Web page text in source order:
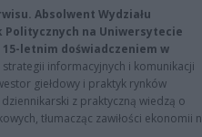
Absolwent Wydziału
na Uniwersytecie
letnim doświadczeniem w
strategii informacyjnych i komunikacji
giełdowy i praktyk rynków
z praktyczną wiedzą o
tłumacząc zawiłości ekonomii